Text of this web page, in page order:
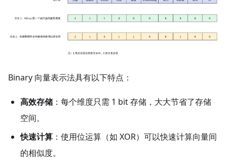
Binary 向量表示法具有以下特点：
高效存储 ：每个维度只需 1 bit 存储，大大节省了存储
空间。
快速计算 ：使用位运算（如 XOR）可以快速计算向量间
的相似度。